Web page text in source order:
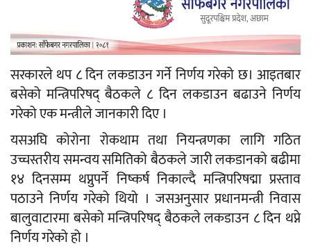
सरकारले थप ८ दिन लकडाउन गर्ने निर्णय गरेको छ। आइतबार
बसेको मन्त्रिपरिषद् बैठकले ८ दिन लकडाउन बढाउने निर्णय
गरेको एक मन्त्रीले जानकारी दिए ।
यसअघि कोरोना रोकथाम तथा नियन्त्रणका लागि गठित
उच्चस्तरीय समन्वय समितिको बैठकले जारी लकडानको बढीमा
१४ दिनसम्म थप्नुपर्ने निष्कर्ष निकाल्दै मन्त्रिपरिषद्मा प्रस्ताव
पठाउने निर्णय गरेको थियो । जसअनुसार प्रधानमन्त्री निवास
बालुवाटारमा बसेको मन्त्रिपरिषद् बैठकले लकडाउन ८ दिन थप्ने
निर्णय गरेको हो ।